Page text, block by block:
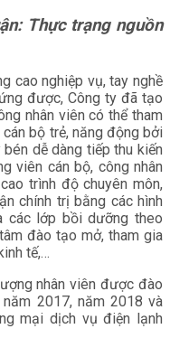
Thực trạng nguồn
cao nghiệp vụ, tay nghề
được, Công ty đã tạo
nhân viên có thể tham
bộ trẻ, năng động bởi
dễ dàng tiếp thu kiến
viên cán bộ, công nhân
trình độ chuyên môn,
chính trị bằng các hình
các lớp bồi dưỡng theo
đào tạo mở, tham gia
tế,…
nhân viên được đào
2017, năm 2018 và
mại dịch vụ điện lạnh